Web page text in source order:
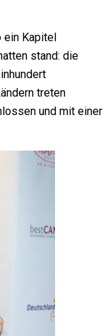
ein Kapitel
stand: die
treten
und mit einer